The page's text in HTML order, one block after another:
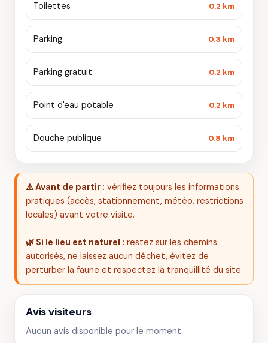
Toilettes 0.2 km
Parking 0.3 km
Parking gratuit 0.2 km
Point d'eau potable 0.2 km
Douche publique 0.8 km
⚠️ Avant de partir : vérifiez toujours les informations
pratiques (accès, stationnement, météo, restrictions
locales) avant votre visite.
🌿 Si le lieu est naturel : restez sur les chemins
autorisés, ne laissez aucun déchet, évitez de
perturber la faune et respectez la tranquillité du site.
Avis visiteurs
Aucun avis disponible pour le moment.